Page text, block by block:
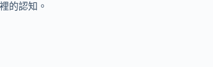
的認知。